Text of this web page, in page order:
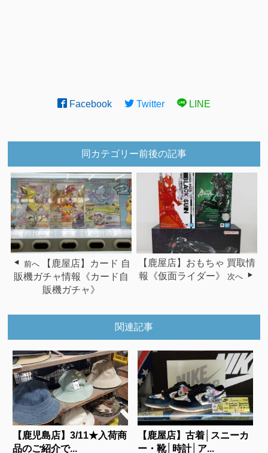
Facebook Twitter LINE
同カテゴリー前後の記事
前へ
【鹿屋店】カード 自
販機ガチャ情報《カード自
販機ガチャ》
【鹿屋店】おもちゃ 買取情
報《仮面ライダー》
次へ
関連記事
【鹿児島店】3/11★入荷商
品のご紹介で...
【鹿屋店】古着│スニーカ
ー・靴│時計│ア...